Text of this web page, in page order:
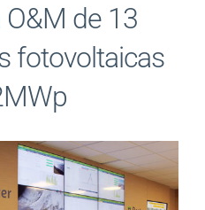
O&M de 13
fotovoltaicas